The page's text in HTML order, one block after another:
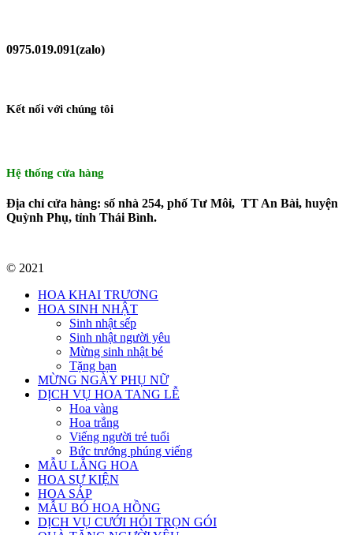
0975.019.091(zalo)
Kết nối với chúng tôi
Hệ thống cửa hàng
Địa chỉ cửa hàng: số nhà 254, phố Tư Môi, TT An Bài, huyện
Quỳnh Phụ, tỉnh Thái Bình.
© 2021
HOA KHAI TRƯƠNG
HOA SINH NHẬT
Sinh nhật sếp
Sinh nhật người yêu
Mừng sinh nhật bé
Tặng bạn
MỪNG NGÀY PHỤ NỮ
DỊCH VỤ HOA TANG LỄ
Hoa vàng
Hoa trắng
Viếng người trẻ tuổi
Bức trướng phúng viếng
MẪU LẴNG HOA
HOA SỰ KIỆN
HOA SÁP
MẪU BÓ HOA HỒNG
DỊCH VỤ CƯỚI HỎI TRỌN GÓI